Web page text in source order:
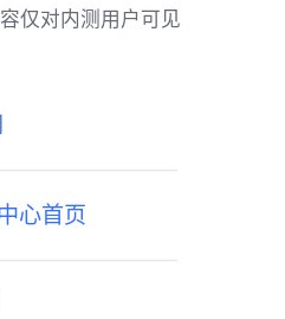
仅对内测用户可见
心首页